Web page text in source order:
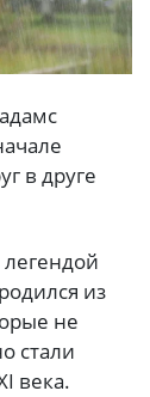
в друге
легендой
из
не
стали
века.